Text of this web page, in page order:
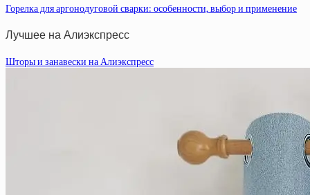
Горелка для аргонодуговой сварки: особенности, выбор и применение
Лучшее на Алиэкспресс
Шторы и занавески на Алиэкспресс